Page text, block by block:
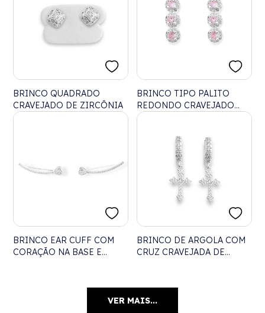
BRINCO QUADRADO
CRAVEJADO DE ZIRCÔNIA
BRINCO TIPO PALITO
REDONDO CRAVEJADO
COM ZIRCÔNIA CRISTAL E
BRINCO EAR CUFF COM
CORAÇÃO NA BASE E
BRINCO DE ARGOLA COM
CRUZ CRAVEJADA DE
VER MAIS...